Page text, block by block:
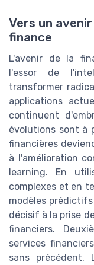
Vers un
finance
L'avenir de la
l'essor de
transformer
applications
continuent
évolutions sont à
financières
à l'amélioration
learning. En
complexes et en
modèles
décisif à la prise
financiers.
services
sans précédent.